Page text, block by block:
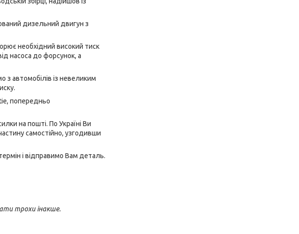
дизельний двигун з
необхідний високий тиск
насоса до форсунок, а
з автомобілів із невеликим
попередньо
на пошті. По Україні Ви
самостійно, узгодивши
і відправимо Вам деталь.
трохи інакше.